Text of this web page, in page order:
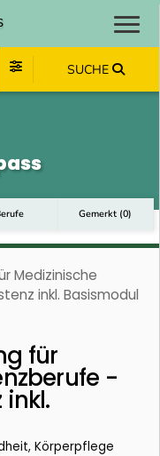
SUCHE
Gemerkt (0)
Medizinische
inkl. Basismodul
für
-
inkl.
Körperpflege